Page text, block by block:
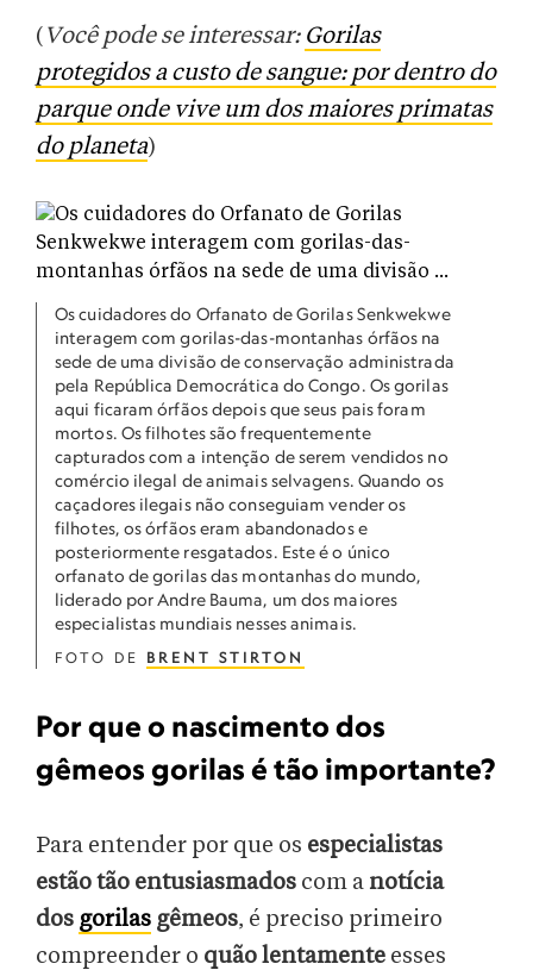
( Você pode se interessar: Gorilas
protegidos a custo de sangue: por dentro do
parque onde vive um dos maiores primatas
do planeta)
Os cuidadores do Orfanato de Gorilas Senkwekwe
interagem com gorilas-das-montanhas órfãos na
sede de uma divisão de conservação administrada
pela República Democrática do Congo. Os gorilas
aqui ficaram órfãos depois que seus pais foram
mortos. Os filhotes são frequentemente
capturados com a intenção de serem vendidos no
comércio ilegal de animais selvagens. Quando os
caçadores ilegais não conseguiam vender os
filhotes, os órfãos eram abandonados e
posteriormente resgatados. Este é o único
orfanato de gorilas das montanhas do mundo,
liderado por Andre Bauma, um dos maiores
especialistas mundiais nesses animais.
FOTO DE BRENT STIRTON
Por que o nascimento dos
gêmeos gorilas é tão importante?
Para entender por que os especialistas
estão tão entusiasmados com a notícia
dos gorilas gêmeos, é preciso primeiro
compreender o quão lentamente esses